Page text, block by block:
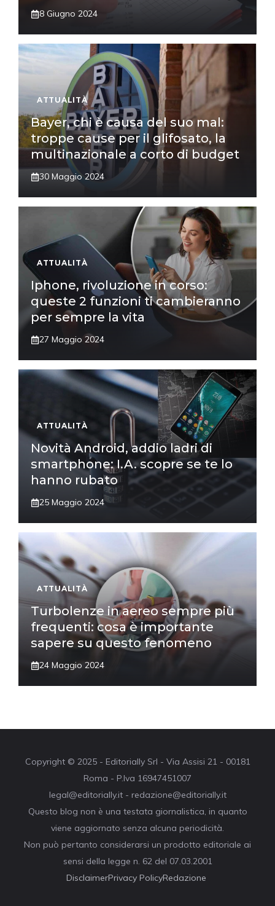
8 Giugno 2024
ATTUALITÀ
Bayer, chi è causa del suo mal:
troppe cause per il glifosato, la
multinazionale a corto di budget
30 Maggio 2024
ATTUALITÀ
Iphone, rivoluzione in corso:
queste 2 funzioni ti cambieranno
per sempre la vita
27 Maggio 2024
ATTUALITÀ
Novità Android, addio ladri di
smartphone: I.A. scopre se te lo
hanno rubato
25 Maggio 2024
ATTUALITÀ
Turbolenze in aereo sempre più
frequenti: cosa è importante
sapere su questo fenomeno
24 Maggio 2024
Copyright © 2025 - Editorially Srl - Via Assisi 21 - 00181
Roma - P.Iva 16947451007
legal@editorially.it - redazione@editorially.it
Questo blog non è una testata giornalistica, in quanto
viene aggiornato senza alcuna periodicità.
Non può pertanto considerarsi un prodotto editoriale ai
sensi della legge n. 62 del 07.03.2001
DisclaimerPrivacy PolicyRedazione